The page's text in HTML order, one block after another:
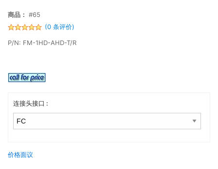
商品： #65
(0 条评价)
P/N: FM-1HD-AHD-T/R
连接头接口 :
价格面议